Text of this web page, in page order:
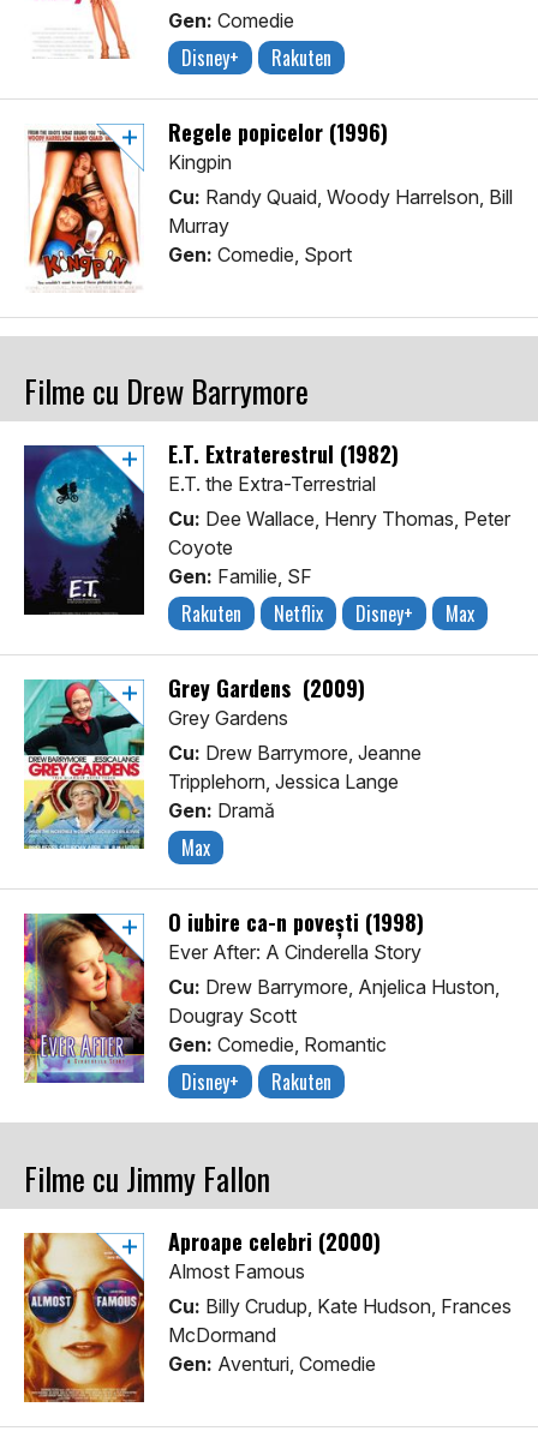
Gen: Comedie
Disney+ Rakuten
Regele popicelor (1996)
Kingpin
Cu: Randy Quaid, Woody Harrelson, Bill
Murray
Gen: Comedie, Sport
Filme cu Drew Barrymore
E.T. Extraterestrul (1982)
E.T. the Extra-Terrestrial
Cu: Dee Wallace, Henry Thomas, Peter
Coyote
Gen: Familie, SF
Rakuten Netflix Disney+ Max
Grey Gardens (2009)
Grey Gardens
Cu: Drew Barrymore, Jeanne
Tripplehorn, Jessica Lange
Gen: Dramă
Max
O iubire ca-n povești (1998)
Ever After: A Cinderella Story
Cu: Drew Barrymore, Anjelica Huston,
Dougray Scott
Gen: Comedie, Romantic
Disney+ Rakuten
Filme cu Jimmy Fallon
Aproape celebri (2000)
Almost Famous
Cu: Billy Crudup, Kate Hudson, Frances
McDormand
Gen: Aventuri, Comedie